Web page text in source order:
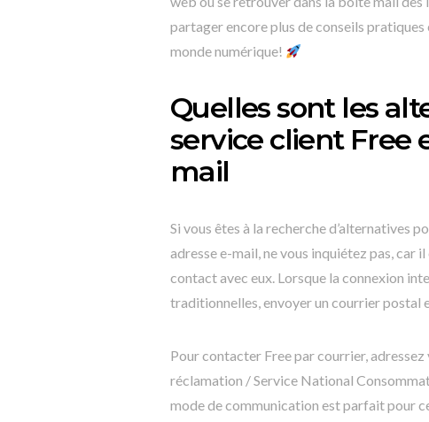
partager encore plus de conseils
monde numérique!
Quelles sont les
service client Free
mail
Si vous êtes à la recherche d’alternatives
adresse e-mail, ne vous inquiétez pas, car
contact avec eux. Lorsque la connexion
traditionnelles, envoyer un courrier postal
Pour contacter Free par courrier, adressez
réclamation / Service National
mode de communication est parfait pour